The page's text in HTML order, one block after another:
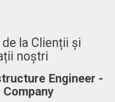
la Clienții și
noștri
Engineer -